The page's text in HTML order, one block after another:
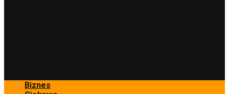
Biznes